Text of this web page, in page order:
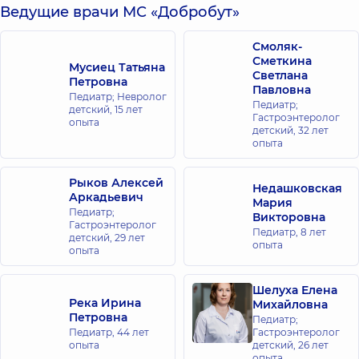
Ведущие врачи МС «Добробут»
Мусиец Татьяна
Петровна
Педиатр; Невролог
детский, 15 лет
опыта
Смоляк-
Сметкина
Светлана
Павловна
Педиатр;
Гастроэнтеролог
детский, 32 лет
опыта
Рыков Алексей
Аркадьевич
Педиатр;
Гастроэнтеролог
детский, 29 лет
опыта
Недашковская
Мария
Викторовна
Педиатр, 8 лет
опыта
Река Ирина
Петровна
Педиатр, 44 лет
опыта
Шелуха Елена
Михайловна
Педиатр;
Гастроэнтеролог
детский, 26 лет